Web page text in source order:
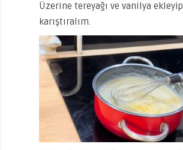
Üzerine tereyağı ve vanilya ekleyip
karıştıralım.